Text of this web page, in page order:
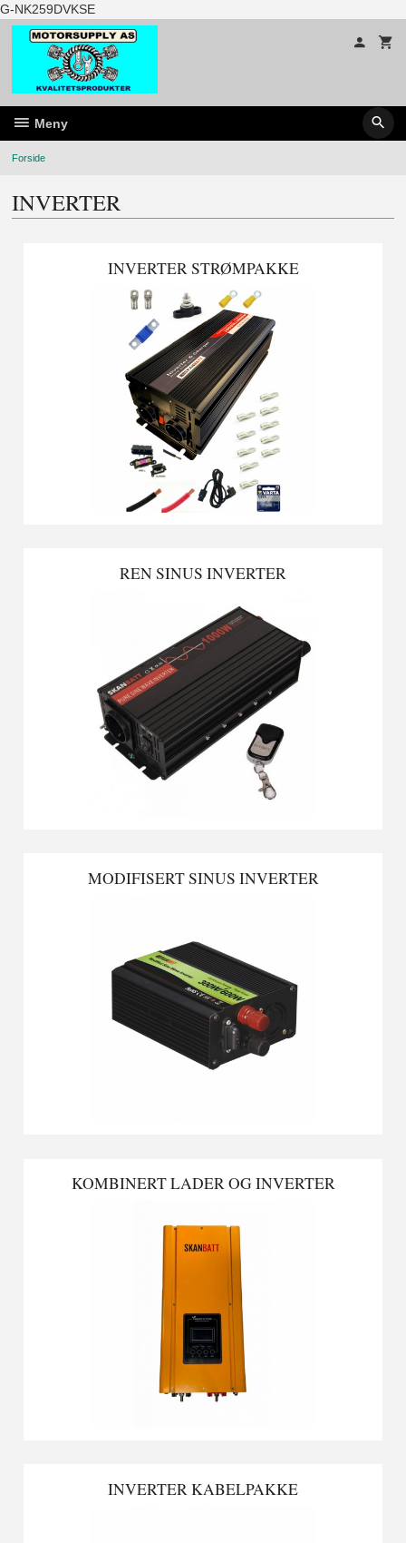
G-NK259DVKSEGå
til
innholdet
Meny
Forside
INVERTER
INVERTER STRØMPAKKE
REN SINUS INVERTER
MODIFISERT SINUS INVERTER
KOMBINERT LADER OG INVERTER
INVERTER KABELPAKKE